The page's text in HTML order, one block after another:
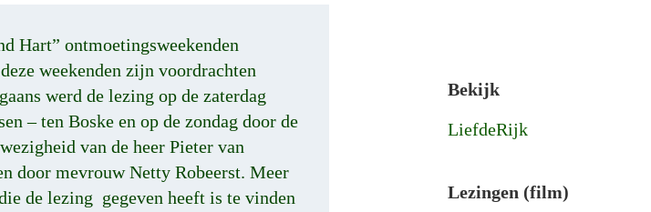
Hart” ontmoetingsweekenden
weekenden zijn voordrachten
werd de lezing op de zaterdag
– ten Boske en op de zondag door de
van de heer Pieter van
door mevrouw Netty Robeerst. Meer
de lezing gegeven heeft is te vinden
Bekijk
LiefdeRijk
Lezingen (film)